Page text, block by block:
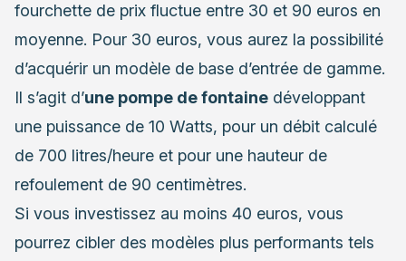
fourchette de prix fluctue entre 30 et 90 euros en
moyenne. Pour 30 euros, vous aurez la possibilité
d’acquérir un modèle de base d’entrée de gamme.
Il s’agit d’une pompe de fontaine développant
une puissance de 10 Watts, pour un débit calculé
de 700 litres/heure et pour une hauteur de
refoulement de 90 centimètres.
Si vous investissez au moins 40 euros, vous
pourrez cibler des modèles plus performants tels